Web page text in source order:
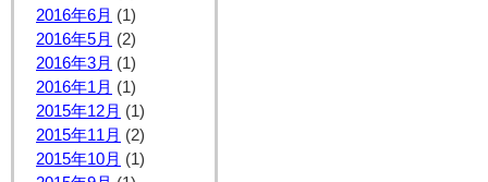
2016年6月 (1)
2016年5月 (2)
2016年3月 (1)
2016年1月 (1)
2015年12月 (1)
2015年11月 (2)
2015年10月 (1)